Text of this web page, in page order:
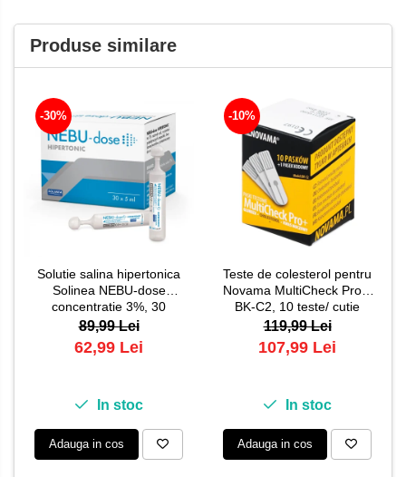
Produse similare
-30%
Solutie salina hipertonica
Solinea NEBU-dose
concentratie 3%, 30
monodoze x 5 ml
89,99 Lei
62,99 Lei
In stoc
Adauga in cos
-10%
Teste de colesterol pentru
Novama MultiCheck Pro+,
BK-C2, 10 teste/ cutie
119,99 Lei
107,99 Lei
In stoc
Adauga in cos